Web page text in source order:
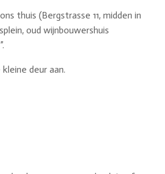
thuis (Bergstrasse 11, midden in
oud wijnbouwershuis
deur aan.